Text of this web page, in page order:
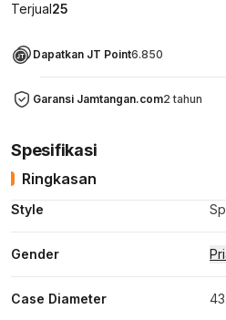
Terjual25
Dapatkan JT Point6.850
Garansi Jamtangan.com2 tahun
Spesifikasi
Ringkasan
Style
Gender
Case Diameter